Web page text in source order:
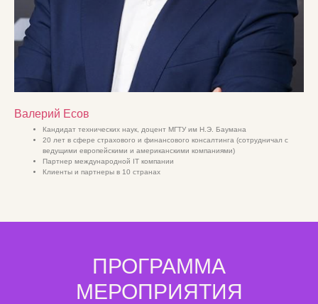
Валерий Есов
Кандидат технических наук, доцент МГТУ им Н.Э. Баумана
20 лет в сфере страхового и финансового консалтинга (сотрудничал с
ведущими европейскими и американскими компаниями)
Партнер международной IT компании
Клиенты и партнеры в 10 странах
ПРОГРАММА
МЕРОПРИЯТИЯ